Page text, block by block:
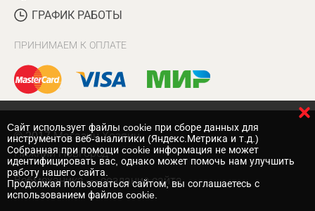
ГРАФИК РАБОТЫ
ПРИНИМАЕМ К ОПЛАТЕ
© 2017 Магазин Хозяин
Нижний Новгород
Вебмеханика — создание сайта
Cайт использует файлы cookie при сборе данных для
инструментов веб-аналитики (Яндекс.Метрика и т.д.)
Собранная при помощи cookie информация не может
идентифицировать вас, однако может помочь нам улучшить
работу нашего сайта.
Продолжая пользоваться сайтом, вы соглашаетесь с
использованием файлов cookie.